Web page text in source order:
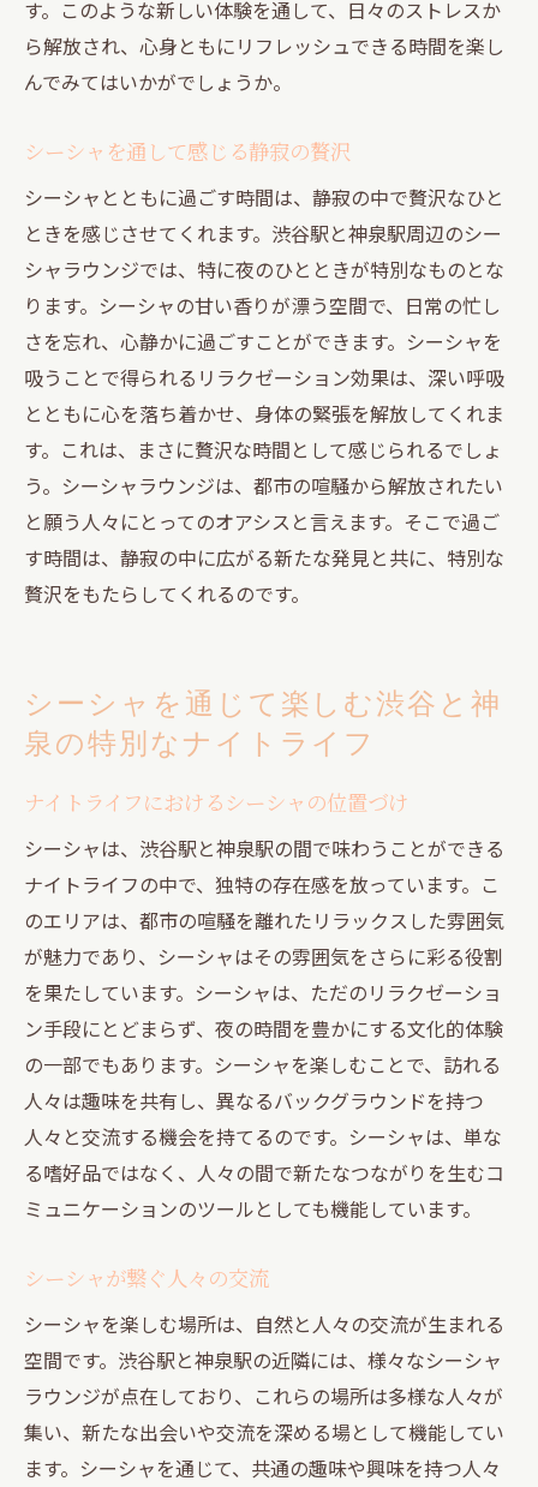
す。このような新しい体験を通して、日々のストレスか
ら解放され、心身ともにリフレッシュできる時間を楽し
んでみてはいかがでしょうか。
シーシャを通して感じる静寂の贅沢
シーシャとともに過ごす時間は、静寂の中で贅沢なひと
ときを感じさせてくれます。渋谷駅と神泉駅周辺のシー
シャラウンジでは、特に夜のひとときが特別なものとな
ります。シーシャの甘い香りが漂う空間で、日常の忙し
さを忘れ、心静かに過ごすことができます。シーシャを
吸うことで得られるリラクゼーション効果は、深い呼吸
とともに心を落ち着かせ、身体の緊張を解放してくれま
す。これは、まさに贅沢な時間として感じられるでしょ
う。シーシャラウンジは、都市の喧騒から解放されたい
と願う人々にとってのオアシスと言えます。そこで過ご
す時間は、静寂の中に広がる新たな発見と共に、特別な
贅沢をもたらしてくれるのです。
シーシャを通じて楽しむ渋谷と神
泉の特別なナイトライフ
ナイトライフにおけるシーシャの位置づけ
シーシャは、渋谷駅と神泉駅の間で味わうことができる
ナイトライフの中で、独特の存在感を放っています。こ
のエリアは、都市の喧騒を離れたリラックスした雰囲気
が魅力であり、シーシャはその雰囲気をさらに彩る役割
を果たしています。シーシャは、ただのリラクゼーショ
ン手段にとどまらず、夜の時間を豊かにする文化的体験
の一部でもあります。シーシャを楽しむことで、訪れる
人々は趣味を共有し、異なるバックグラウンドを持つ
人々と交流する機会を持てるのです。シーシャは、単な
る嗜好品ではなく、人々の間で新たなつながりを生むコ
ミュニケーションのツールとしても機能しています。
シーシャが繋ぐ人々の交流
シーシャを楽しむ場所は、自然と人々の交流が生まれる
空間です。渋谷駅と神泉駅の近隣には、様々なシーシャ
ラウンジが点在しており、これらの場所は多様な人々が
集い、新たな出会いや交流を深める場として機能してい
ます。シーシャを通じて、共通の趣味や興味を持つ人々